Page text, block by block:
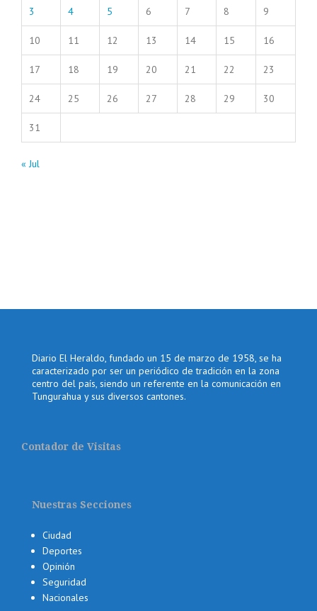
3 4 5 6 7 8 9
10 11 12 13 14 15 16
17 18 19 20 21 22 23
24 25 26 27 28 29 30
31
« Jul
Diario El Heraldo, fundado un 15 de marzo de 1958, se ha
caracterizado por ser un periódico de tradición en la zona
centro del país, siendo un referente en la comunicación en
Tungurahua y sus diversos cantones.
Contador de Visitas
Nuestras Secciones
Ciudad
Deportes
Opinión
Seguridad
Nacionales